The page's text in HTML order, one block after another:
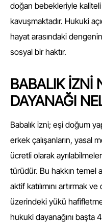
doğan bebekleriyle
kavuşmaktadır. Hukuki
hayat arasındaki
sosyal bir haktır.
BABALIK İZNİ
DAYANAĞI
Babalık izni; eşi doğum
erkek çalışanların, yasal
ücretli olarak
türüdür. Bu hakkın temel
aktif katılımını artırmak
üzerindeki yükü
hukuki dayanağını başta